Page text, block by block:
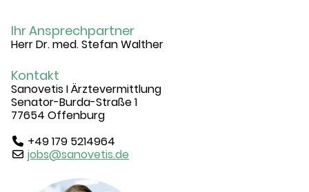
Ihr Ansprechpartner
Herr Dr. med. Stefan Walther
Kontakt
Sanovetis I Ärztevermittlung
Senator-Burda-Straße 1
77654 Offenburg
+49 179 5214964
jobs@sanovetis.de